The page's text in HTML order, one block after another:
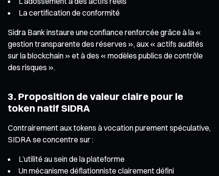
La certification de conformité
Sidra Bank instaure une confiance renforcée grâce à la «
gestion transparente des réserves », aux « actifs audités
sur la blockchain » et à des « modèles publics de contrôle
des risques ».
3. Proposition de valeur claire pour le
token natif SIDRA
Contrairement aux tokens à vocation purement spéculative,
SIDRA se concentre sur :
L’utilité au sein de la plateforme
Un mécanisme déflationniste clairement défini